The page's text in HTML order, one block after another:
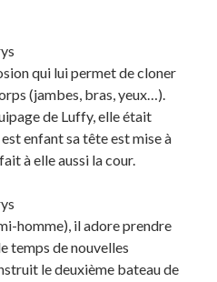
qui lui permet de cloner
(jambes, bras, yeux…).
de Luffy, elle était
enfant sa tête est mise à
à elle aussi la cour.
homme), il adore prendre
temps de nouvelles
le deuxième bateau de